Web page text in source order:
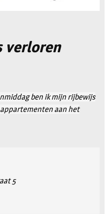
ben ik mijn rijbewijs
aan het
5